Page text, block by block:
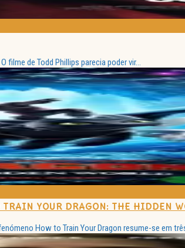
filme de Todd Phillips parecia poder vir...
YOUR DRAGON: THE HIDDEN
How to Train Your Dragon resume-se em